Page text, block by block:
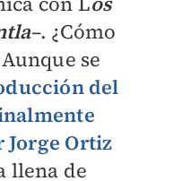
–. ¿Cómo
se
del
Jorge Ortiz
llena de